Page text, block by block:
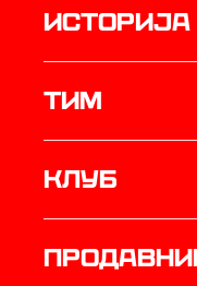
историја
ТИМ
Клуб